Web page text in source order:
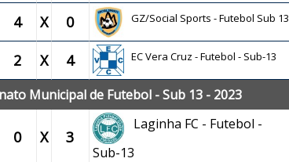
4 X 0 GZ/Social Sports - Futebol Sub 13
2 X 4 EC Vera Cruz - Futebol - Sub-13
Municipal de Futebol - Sub 13 - 2023
0 X 3
Laginha FC - Futebol -
Sub-13